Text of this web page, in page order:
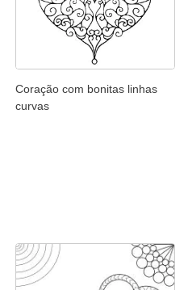
Coração com bonitas linhas
curvas